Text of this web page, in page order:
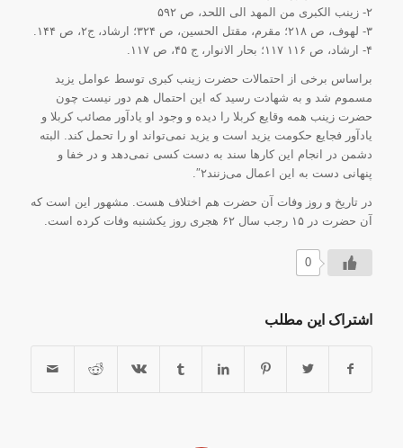
۲- زینب الکبری من المهد الی اللحد، ص ۵۹۲
۳- لهوف، ص ۲۱۸؛ مقرم،‌ مقتل الحسین، ص ۳۲۴؛ ارشاد، ج۲، ص ۱۴۴.
۴- ارشاد، ص ۱۱۶ ۱۱۷؛ بحار الانوار، ج ۴۵، ص ۱۱۷.
براساس برخی از احتمالات حضرت زینب کبری توسط عوامل یزید
مسموم شد و به شهادت رسید که این احتمال هم دور نیست چون
حضرت زینب همه وقایع کربلا را دیده و وجود او یادآور مصائب کربلا و
یادآور فجایع حکومت یزید است و یزید نمی‌تواند او را تحمل کند. البته
دشمن در انجام این کارها سند به دست کسی نمی‌دهد و در خفا و
پنهانی دست به این اعمال می‌زنند۲″.
در تاریخ و روز وفات آن حضرت هم اختلاف هست. مشهور این است که
آن حضرت در ۱۵ رجب سال ۶۲ هجری روز یکشنبه وفات کرده است.
0
اشتراک این مطلب